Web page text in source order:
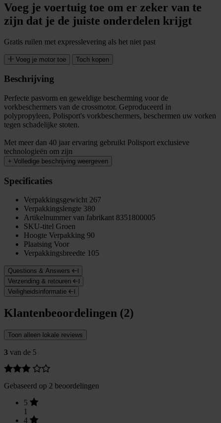
Voeg je voertuig toe om er zeker van te
zijn dat je de juiste onderdelen krijgt
Gratis ruilen met expresslevering als het niet past
Voeg je motor toe Toch kopen
Beschrijving
Perfecte pasvorm en geweldige bescherming voor de
vorkbeschermers van de crossmotor. Geproduceerd in
polypropyleen, Polisport's vorkbeschermers, beschermen uw vorken
tegen schadelijke stoten.
Met meer dan 40 jaar ervaring gebruikt Polisport exclusieve
technologieën om zijn
+ Volledige beschrijving weergeven
Specificaties
Verpakkingsgewicht 267
Verpakkingslengte 380
Artikelnummer van fabrikant 8351800005
SKU-titel Groen
Hoogte Verpakking 90
Plaatsing Voor
Verpakkingsbreedte 105
Questions & Answers
Verzending & retouren
Veiligheidsinformatie
Klantenbeoordelingen (2)
Toon alleen lokale reviews
3 van de 5
Gebaseerd op 2 beoordelingen
5
1
4